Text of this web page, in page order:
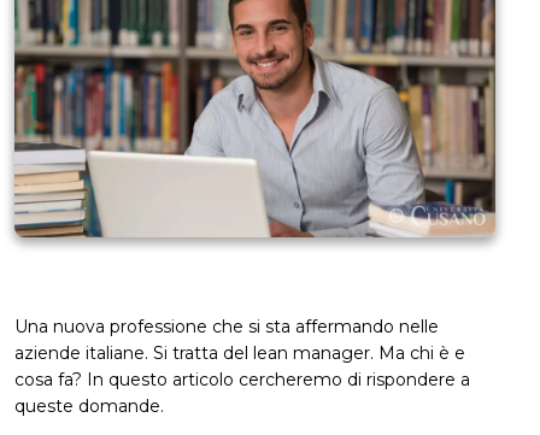
Una nuova professione che si sta affermando nelle
aziende italiane. Si tratta del lean manager. Ma chi è e
cosa fa? In questo articolo cercheremo di rispondere a
queste domande.